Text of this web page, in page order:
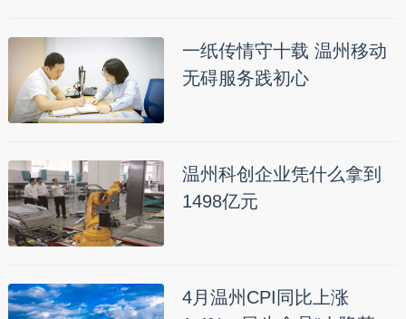
一纸传情守十载 温州移动
无碍服务践初心
温州科创企业凭什么拿到
1498亿元
4月温州CPI同比上涨